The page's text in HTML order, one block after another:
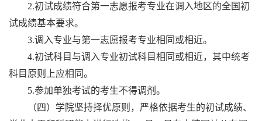
2.初试成绩符合第一志愿报考专业在调入地区的全国初
试成绩基本要求。
3.调入专业与第一志愿报考专业相同或相近。
4.初试科目与调入专业初试科目相同或相近，其中统考
科目原则上应相同。
5.参加单独考试的考生不得调剂。
（四）学院坚持择优原则，严格依据考生的初试成绩、